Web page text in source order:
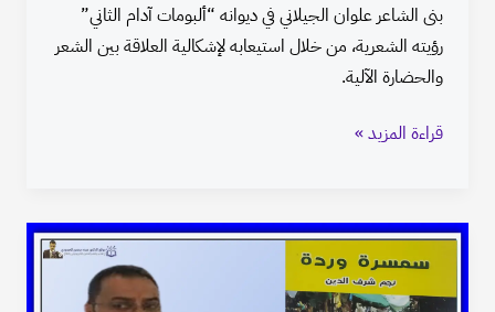
بنى الشاعر علوان الجيلاني في ديوانه “ألبومات آدام الثاني”
رؤيته الشعرية، من خلال استيعابه لإشكالية العلاقة بين الشعر
والحضارة الآلية.
قراءة المزيد »
الهجرة
هوية
الثقافة